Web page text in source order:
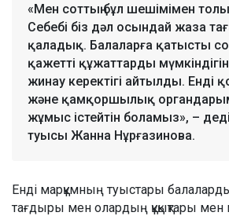
«Мен соттың бұл шешімімен
Себебі біз дәл осындай жаза
қаладық. Балаларға қатысты
қажетті құжаттарды
жинау керектігі айтылды. Енді
және қамқоршылық
жұмыс істейтін боламыз», –
туысы Жанна Нұрғазинова.
Енді марқұмның туыстары
тағдыры мен олардың құқықтары мен